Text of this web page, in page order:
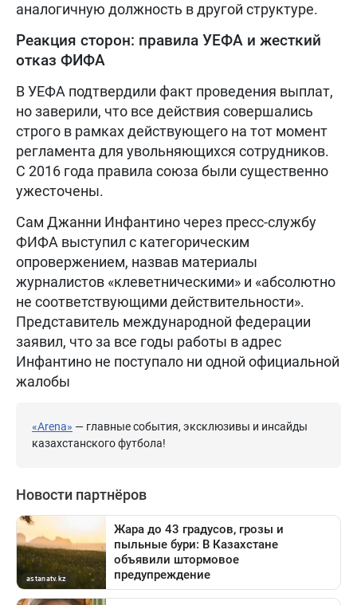
аналогичную должность в другой структуре.
Реакция сторон: правила УЕФА и жесткий
отказ ФИФА
В УЕФА подтвердили факт проведения выплат,
но заверили, что все действия совершались
строго в рамках действующего на тот момент
регламента для увольняющихся сотрудников.
С 2016 года правила союза были существенно
ужесточены.
Сам Джанни Инфантино через пресс-службу
ФИФА выступил с категорическим
опровержением, назвав материалы
журналистов «клеветническими» и «абсолютно
не соответствующими действительности».
Представитель международной федерации
заявил, что за все годы работы в адрес
Инфантино не поступало ни одной официальной
жалобы
«Arena» — главные события, эксклюзивы и инсайды
казахстанского футбола!